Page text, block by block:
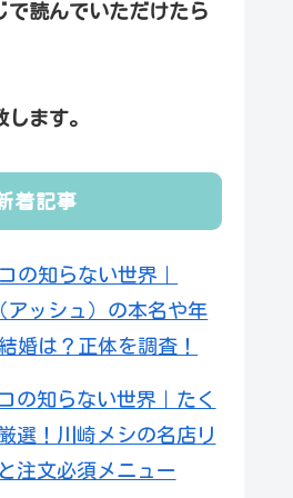
で読んでいただけたら
ます。
着記事
の知らない世界｜
アッシュ）の本名や年
婚は？正体を調査！
の知らない世界｜たく
選！川崎メシの名店リ
注文必須メニュー